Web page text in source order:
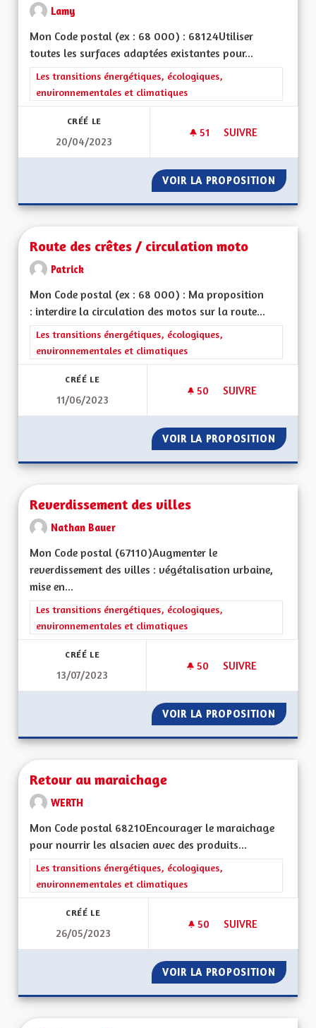
Lamy
Mon Code postal (ex : 68 000) : 68124Utiliser
toutes les surfaces adaptées existantes pour...
Filtrer les résultats de la catégorie : Les transitions
Les transitions énergétiques, écologiques,
environnementales et climatiques
CRÉÉ LE
20/04/2023
51 51 ABONNÉS
SUIVRE
VOIR LA PROPOSITION
Route des crêtes / circulation moto
Patrick
Mon Code postal (ex : 68 000) : Ma proposition
: interdire la circulation des motos sur la route...
Filtrer les résultats de la catégorie : Les transitions
Les transitions énergétiques, écologiques,
environnementales et climatiques
CRÉÉ LE
11/06/2023
50 50 ABONNÉS
SUIVRE
VOIR LA PROPOSITION
Reverdissement des villes
Nathan Bauer
Mon Code postal (67110) Augmenter le
reverdissement des villes : végétalisation urbaine,
mise en...
Filtrer les résultats de la catégorie : Les transitions
Les transitions énergétiques, écologiques,
environnementales et climatiques
CRÉÉ LE
13/07/2023
50 50 ABONNÉS
SUIVRE
VOIR LA PROPOSITION
Retour au maraichage
WERTH
Mon Code postal 68210Encourager le maraichage
pour nourrir les alsacien avec des produits...
Filtrer les résultats de la catégorie : Les transitions
Les transitions énergétiques, écologiques,
environnementales et climatiques
CRÉÉ LE
26/05/2023
50 50 ABONNÉS
SUIVRE
VOIR LA PROPOSITION